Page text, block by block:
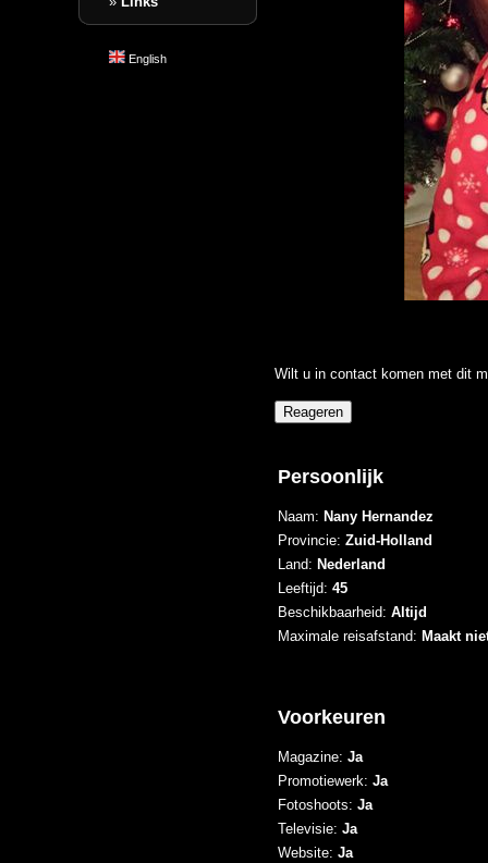
English
Wilt u in contact komen met dit
Persoonlijk
Naam: Nany Hernandez
Provincie: Zuid-Holland
Land: Nederland
Leeftijd: 45
Beschikbaarheid: Altijd
Maximale reisafstand: Maakt
Voorkeuren
Magazine: Ja
Promotiewerk: Ja
Fotoshoots: Ja
Televisie: Ja
Website: Ja